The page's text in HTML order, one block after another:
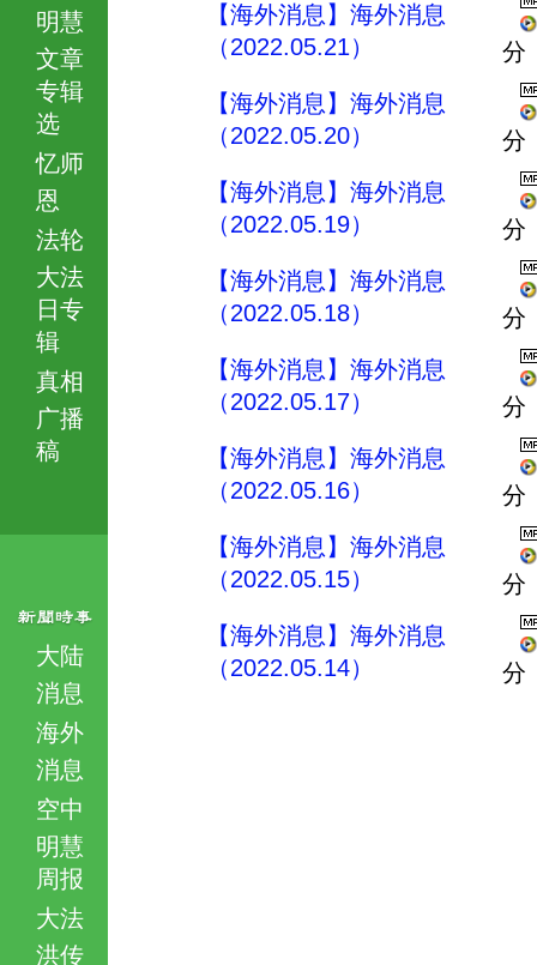
明慧
文章
专辑
选
忆师
恩
法轮
大法
日专
辑
真相
广播
稿
大陆
消息
海外
消息
空中
明慧
周报
大法
洪传
【海外消息】海外消息
（2022.05.21）
分
【海外消息】海外消息
（2022.05.20）
分
【海外消息】海外消息
（2022.05.19）
分
【海外消息】海外消息
（2022.05.18）
分
【海外消息】海外消息
（2022.05.17）
分
【海外消息】海外消息
（2022.05.16）
分
【海外消息】海外消息
（2022.05.15）
分
【海外消息】海外消息
（2022.05.14）
分